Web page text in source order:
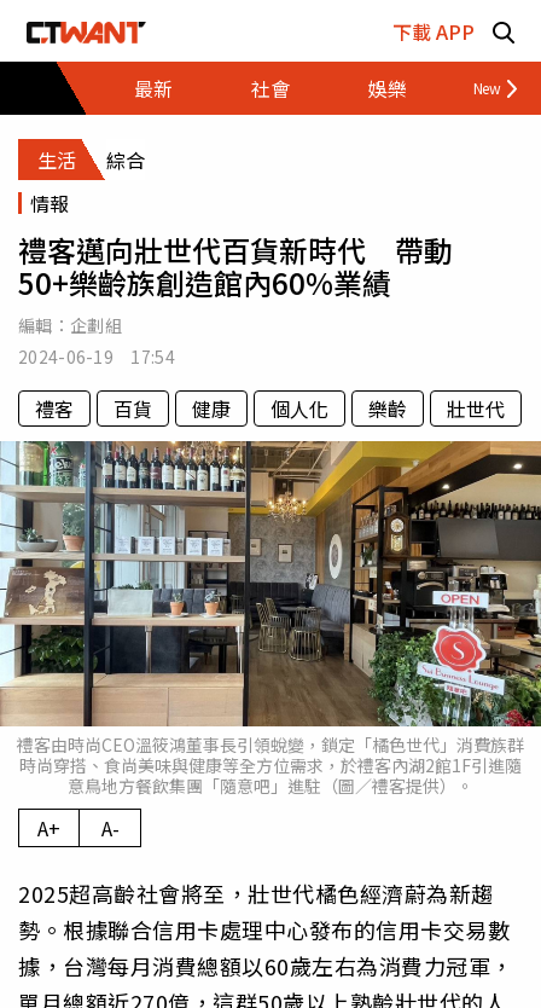
下載 APP
最新
社會 娛樂 財經
生活
綜合
情報
禮客邁向壯世代百貨新時代 帶動
50+樂齡族創造館內60%業績
編輯： 企劃組
2024-06-19 17:54
禮客 百貨 健康 個人化 樂齡 壯世代
禮客由時尚CEO溫筱鴻董事長引領蛻變，鎖定「橘色世代」消費族群
時尚穿搭、食尚美味與健康等全方位需求，於禮客內湖2館1F引進隨
意鳥地方餐飲集團「隨意吧」進駐（圖／禮客提供）。
A+ A-
2025超高齡社會將至，壯世代橘色經濟蔚為新趨
勢。根據聯合信用卡處理中心發布的信用卡交易數
據，台灣每月消費總額以60歲左右為消費力冠軍，